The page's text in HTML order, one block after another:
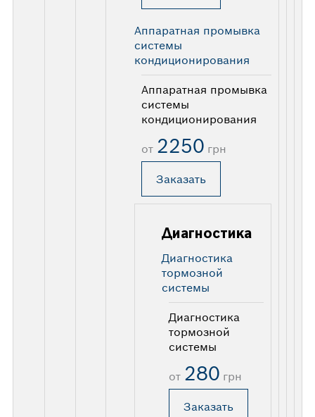
Аппаратная промывка
системы
кондиционирования
Аппаратная промывка
системы
кондиционирования
от 2250 грн
Заказать
Диагностика
Диагностика
тормозной
системы
Диагностика
тормозной
системы
от 280 грн
Заказать